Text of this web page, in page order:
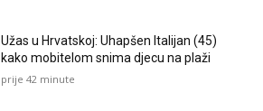
Užas u Hrvatskoj: Uhapšen Italijan (45)
kako mobitelom snima djecu na plaži
prije 42 minute